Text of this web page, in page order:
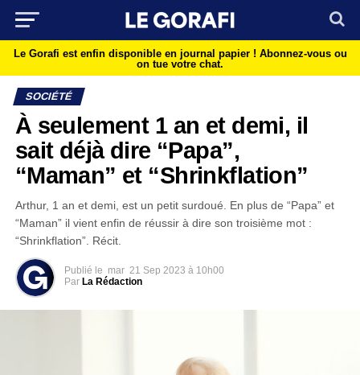
Le Gorafi est enfin disponible en journal papier ! Abonnez-vous ou
on tue votre chat.
SOCIÉTÉ
À seulement 1 an et demi, il
sait déjà dire “Papa”,
“Maman” et “Shrinkflation”
Arthur, 1 an et demi, est un petit surdoué. En plus de “Papa” et
“Maman” il vient enfin de réussir à dire son troisième mot :
“Shrinkflation”. Récit.
Publié le mar 21 Sep 2023 à 10h00
Par La Rédaction